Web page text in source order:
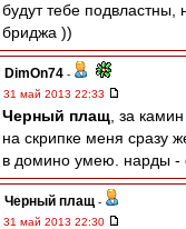
будут тебе подвластны,
бриджа ))
DimOn74 -
31 май 2013 22:33
Черный плащ , за
на скрипке меня сразу
в домино умею. нарды -
Черный плащ -
31 май 2013 22:30